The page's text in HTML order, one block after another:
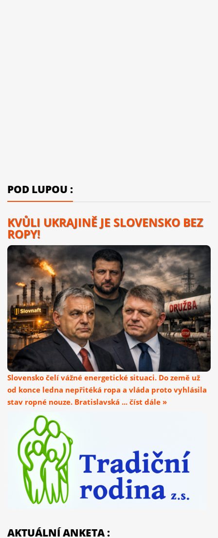
POD LUPOU :
KVŮLI UKRAJINĚ JE SLOVENSKO BEZ
ROPY!
Slovensko čelí vážné energetické situaci. Do země už
od konce ledna nepřitéká ropa a vláda proto vyhlásila
stav ropné nouze. Bratislavská ... číst dále »
AKTUÁLNÍ ANKETA :